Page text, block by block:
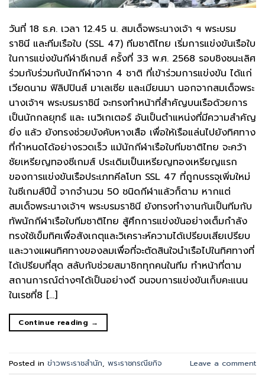
วันที่ 18 ธ.ค. เวลา 12.45 น. สมเด็จพระนางเจ้า ฯ พระบรม
ราชินี และทีมเรือใบ (SSL 47) ทีมชาติไทย เริ่มการแข่งขันเรือใบ
ในการแข่งขันกีฬาซีเกมส์ ครั้งที่ 33 พ.ศ. 2568 รอบชิงชนะเลิศ
ร่วมกับร่วมกับนักกีฬาจาก 4 ชาติ ที่เข้าร่วมการแข่งขัน ได้แก่
เวียดนาม ฟิลิปปินส์ มาเลเซีย และเมียนมา นอกจากสมเด็จพระ
นางเจ้าฯ พระบรมราชินี จะทรงทำหน้าที่สำคัญบนเรือด้วยการ
เป็นนักกลยุทธ์ และ เนวิเกเตอร์ อันเป็นตำแหน่งที่มีความสำคัญ
ยิ่ง แล้ว ยังทรงช่วยบังคับหางเสือ เพื่อให้เรือแล่นไปยังทิศทาง
ที่กำหนดได้อย่างรวดเร็ว แม้นักกีฬาเรือใบทีมชาติไทย จะคว้า
ชัยเหรียญทองซีเกมส์ ประเดิมเป็นเหรียญทองเหรียญแรก
ของการแข่งขันเรือประเภทคีลโบท SSL 47 ที่ถูกบรรจุเพิ่มใหม่
ในซีเกมส์ปีนี้ จากจำนวน 50 ชนิดกีฬาแล้วก็ตาม หากแต่
สมเด็จพระนางเจ้าฯ พระบรมราชินี ยังทรงทำงานกันเป็นทีมกับ
ทัพนักกีฬาเรือใบทีมชาติไทย สู้ศึกการแข่งขันอย่างเต็มกำลัง
ทรงใช้เข็มทิศเพื่อสังเกตุและวิเคราะห์ความได้เปรียบเสียเปรียบ
และวางแผนทิศทางของลมเพื่อที่จะตัดสินใจนำเรือไปในทิศทางที่
ได้เปรียบที่สุด สลับกับช่วยสมาชิกทุกคนในทีม ทำหน้าที่ตาม
สถานการณ์ต่างๆได้เป็นอย่างดี จนจบการแข่งขันเก็บคะแนน
ในเรซที่8 […]
Continue reading →
Posted in ข่าวพระราชสำนัก, พระราชกรณียกิจ Leave a comment